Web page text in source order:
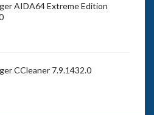
AIDA64 Extreme Edition
CCleaner 7.9.1432.0